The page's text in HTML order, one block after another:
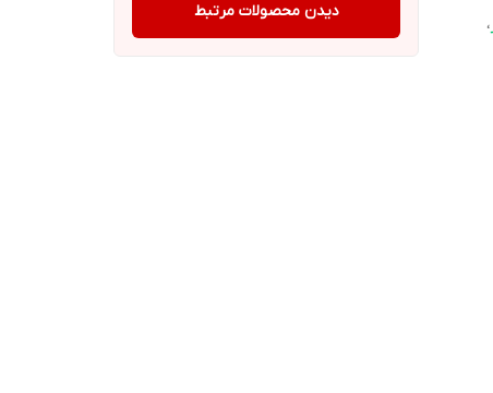
،
دیدن محصولات مرتبط